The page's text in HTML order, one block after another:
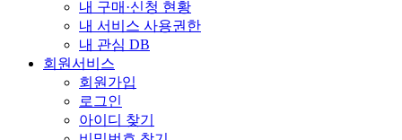
내 구매·신청 현황
내 서비스 사용권한
내 관심 DB
회원서비스
회원가입
로그인
아이디 찾기